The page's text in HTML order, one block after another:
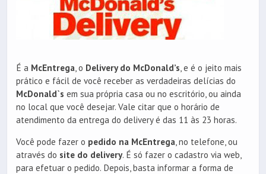
É a McEntrega , o Delivery do McDonald’s , e é o jeito mais
prático e fácil de você receber as verdadeiras delícias do
McDonald`s em sua própria casa ou no escritório, ou ainda
no local que você desejar. Vale citar que o horário de
atendimento da entrega do delivery é das 11 às 23 horas.
Você pode fazer o pedido na McEntrega , no telefone, ou
através do site do delivery. É só fazer o cadastro via web,
para efetuar o pedido. Depois, basta informar a forma de